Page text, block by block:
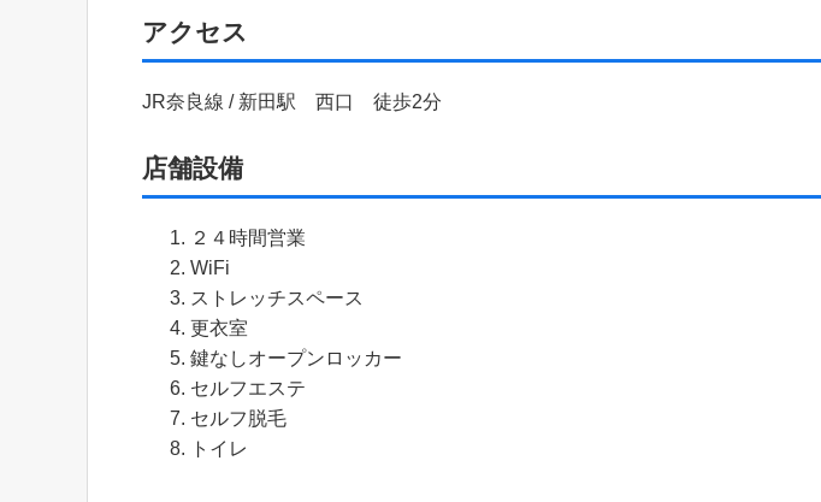
アクセス
JR奈良線 / 新田駅 西口 徒歩2分
店舗設備
２４時間営業
WiFi
ストレッチスペース
更衣室
鍵なしオープンロッカー
セルフエステ
セルフ脱毛
トイレ